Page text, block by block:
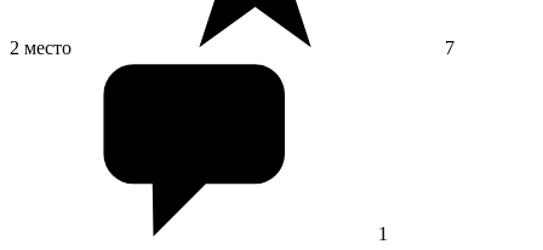
2 место 7
1